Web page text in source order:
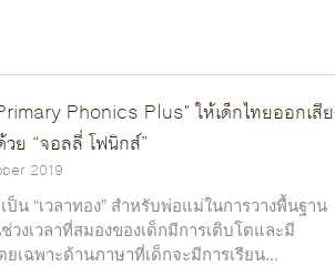
Phonics Plus" ให้เด็กไทยออกเสี
ย “จอลลี่ โฟนิกส์”
2019
น “เวลาทอง” สำหรับพ่อแม่ในการวางพื้นฐาน
วงเวลาที่สมองของเด็กมีการเติบโตและมี
เฉพาะด้านภาษาที่เด็กจะมีการเรียน...